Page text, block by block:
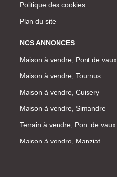
Politique des cookies
Plan du site
NOS ANNONCES
Maison à vendre, Pont de vaux
Maison à vendre, Tournus
Maison à vendre, Cuisery
Maison à vendre, Simandre
Terrain à vendre, Pont de vaux
Maison à vendre, Manziat